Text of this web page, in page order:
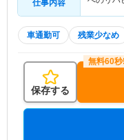
仕事内容
車通勤可 残業少なめ
保存する